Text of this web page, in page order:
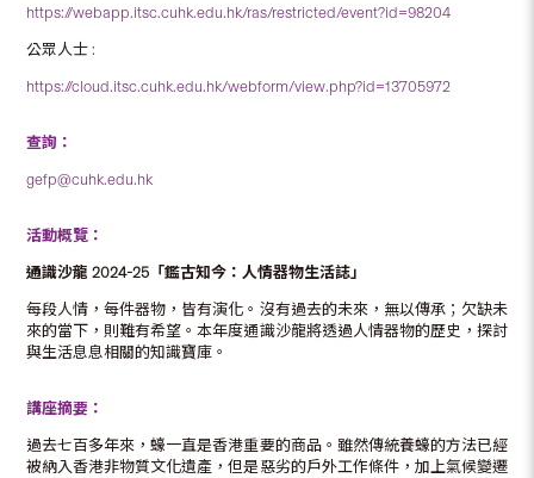
https://webapp.itsc.cuhk.edu.hk/ras/restricted/event?id=98204
公眾人士 :
https://cloud.itsc.cuhk.edu.hk/webform/view.php?id=13705972
查詢：
gefp@cuhk.edu.hk
活動概覽：
通識沙龍 2024-25 「鑑古知今：人情器物生活誌」
每段人情，每件器物，皆有演化。沒有過去的未來，無以傳承；欠缺未
來的當下，則難有希望。本年度通識沙龍將透過人情器物的歷史，探討
與生活息息相關的知識寶庫。
講座摘要：
過去七百多年來，蠔一直是香港重要的商品。雖然傳統養蠔的方法已經
被納入香港非物質文化遺產，但是惡劣的戶外工作條件，加上氣候變遷